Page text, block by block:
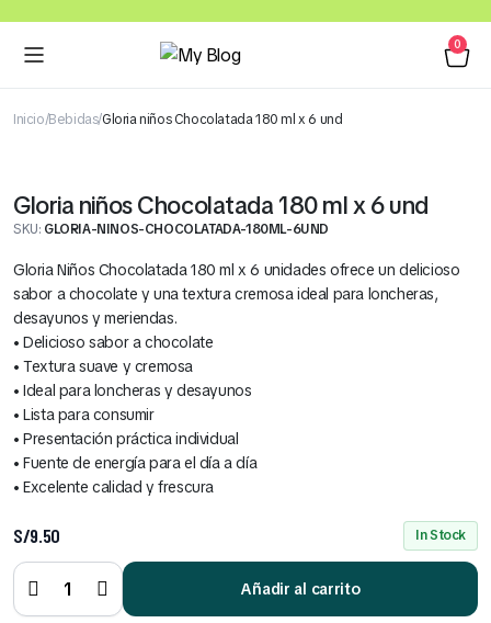
0
Inicio Bebidas Gloria niños Chocolatada 180 ml x 6 und
Gloria niños Chocolatada 180 ml x 6 und
SKU: GLORIA-NINOS-CHOCOLATADA-180ML-6UND
Gloria Niños Chocolatada 180 ml x 6 unidades ofrece un delicioso
sabor a chocolate y una textura cremosa ideal para loncheras,
desayunos y meriendas.
• Delicioso sabor a chocolate
• Textura suave y cremosa
• Ideal para loncheras y desayunos
• Lista para consumir
• Presentación práctica individual
• Fuente de energía para el día a día
• Excelente calidad y frescura
S/9.50 In Stock
Gloria niños
Chocolatada
180 ml x 6
und quantity
Añadir al carrito